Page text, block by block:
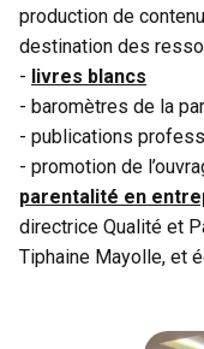
production de
destination des
- livres blancs
- baromètres de la
- publications
- promotion de
parentalité en
directrice Qualité et
Tiphaine Mayolle, et